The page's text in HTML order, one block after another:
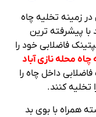
زمینه تخلیه چاه
با پیشرفته ترین
فاضلابی خود را
چاه محله نازی آباد
داخل چاه را
تخلیه کنند.
همراه با بوی بد